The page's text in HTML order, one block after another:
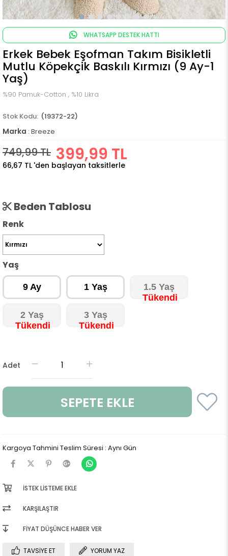
WHATSAPP DESTEK HATTI
Erkek Bebek Eşofman Takım Bisikletli
Mutlu Köpekçik Baskılı Kırmızı (9 Ay-1
Yaş)
%90 Pamuk-Cotton , %10 Likra
(19372-22)
Marka : Breeze
749,99 TL 399,99 TL
66,67 TL 'den başlayan taksitlerle
Beden Tablosu
Renk
Yaş
9 Ay 1 Yaş 1.5 Yaş
2 Yaş 3 Yaş
Adet
Kargoya Tahmini Teslim Süresi : Aynı Gün
İSTEK LISTEME EKLE
KARŞILAŞTIR
FIYAT DÜŞÜNCE HABER VER
TAVSIYE ET YORUM YAZ